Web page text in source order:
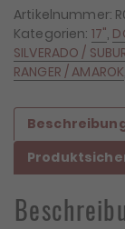
9x17
ET25
6x139,7
+
4x
Reifen
Pirelli
Scorpion
AT+
Menge
Artikelnummer:
Kategorien: 17",
SILVERADO /
RANGER / AMAROK